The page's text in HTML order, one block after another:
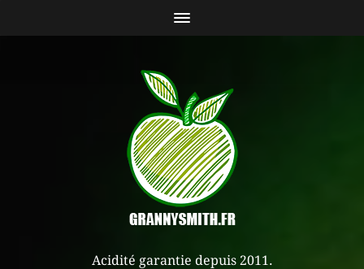
Acidité garantie depuis 2011.